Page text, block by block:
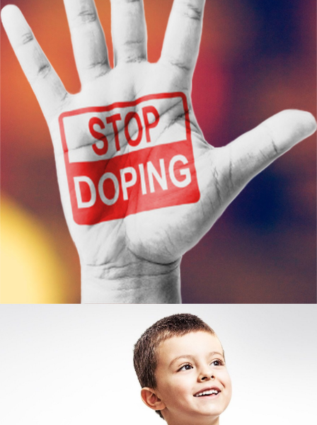
ЮКИОР
АНТИДОПИНГОВОЕ
ОБЕСПЕЧЕНИЕ
Узнать больше
ЮКИОР
ОТДЕЛ ВЫЯВЛЕНИЯ И
ПОДДЕРЖКИ ОДАРЁННЫХ ДЕТЕЙ